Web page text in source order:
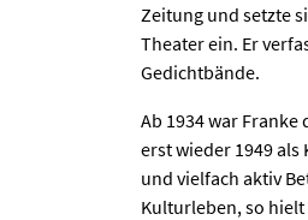
Zeitung und setzte
Theater ein. Er
Gedichtbände.
Ab 1934 war
erst wieder 1949
und vielfach aktiv
Kulturleben, so